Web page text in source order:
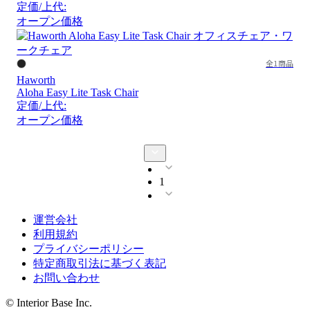
定価/上代:
オープン価格
全1商品
Haworth
Aloha Easy Lite Task Chair
定価/上代:
オープン価格
1
運営会社
利用規約
プライバシーポリシー
特定商取引法に基づく表記
お問い合わせ
© Interior Base Inc.